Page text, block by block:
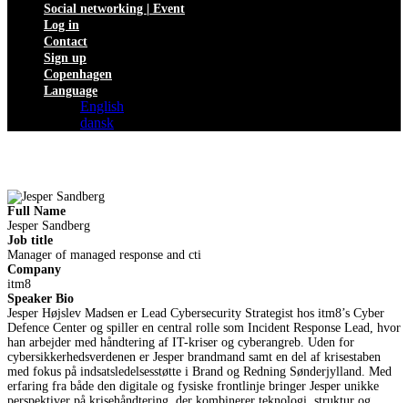
Social networking | Event
Log in
Contact
Sign up
Copenhagen
Language
English
dansk
Full Name
Jesper Sandberg
Job title
Manager of managed response and cti
Company
itm8
Speaker Bio
Jesper Højslev Madsen er Lead Cybersecurity Strategist hos itm8’s Cyber
Defence Center og spiller en central rolle som Incident Response Lead, hvor
han arbejder med håndtering af IT-kriser og cyberangreb. Uden for
cybersikkerhedsverdenen er Jesper brandmand samt en del af krisestaben
med fokus på indsatsledelsesstøtte i Brand og Redning Sønderjylland. Med
erfaring fra både den digitale og fysiske frontlinje bringer Jesper unikke